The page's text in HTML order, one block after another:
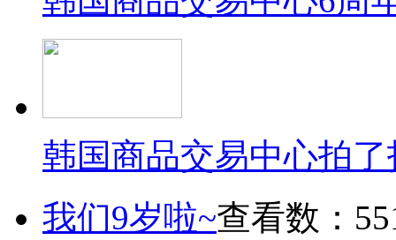
韩国商品交易中心拍
我们9岁啦~查看数：